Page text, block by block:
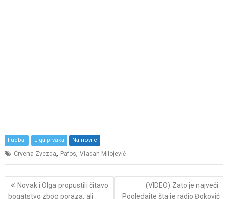
Fudbal Liga prvaka Najnovije
Crvena Zvezda, Pafos,Vladan Milojević
Post
navigation
Novak i Olga propustili čitavo
bogatstvo zbog poraza, ali
(VIDEO) Zato je najveći:
Pogledajte šta je radio Đoković